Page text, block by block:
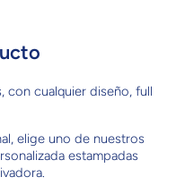
con cualquier diseño, full
elige uno de nuestros
estampadas